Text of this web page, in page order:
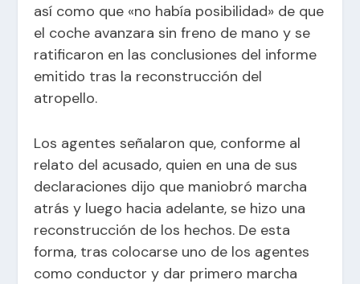
así como que «no había posibilidad» de que
el coche avanzara sin freno de mano y se
ratificaron en las conclusiones del informe
emitido tras la reconstrucción del
atropello.
Los agentes señalaron que, conforme al
relato del acusado, quien en una de sus
declaraciones dijo que maniobró marcha
atrás y luego hacia adelante, se hizo una
reconstrucción de los hechos. De esta
forma, tras colocarse uno de los agentes
como conductor y dar primero marcha